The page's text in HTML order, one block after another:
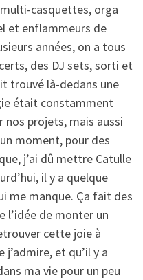
casquettes, orga
et enflammeurs de
années, on a tous
des DJ sets, sorti et
trouvé là-dedans une
était constamment
nos projets, mais aussi
moment, pour des
j’ai dû mettre Catulle
il y a quelque
me manque. Ça fait des
l’idée de monter un
cette joie à
et qu’il y a
ma vie pour un peu